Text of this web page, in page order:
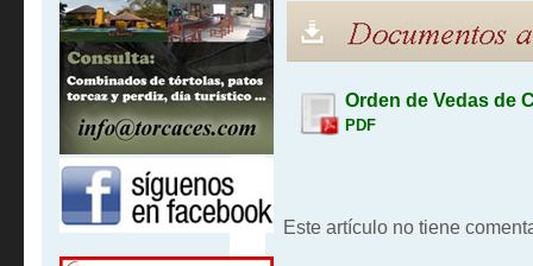
Orden de Vedas de
PDF
Este artículo no tiene